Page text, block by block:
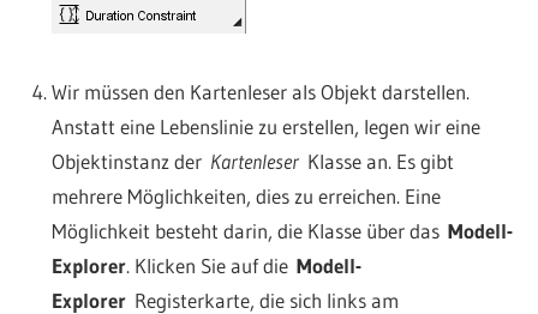
Wir müssen den Kartenleser als Objekt darstellen.
Anstatt eine Lebenslinie zu erstellen, legen wir eine
Objektinstanz der KartenleserKlasse an. Es gibt
mehrere Möglichkeiten, dies zu erreichen. Eine
Möglichkeit besteht darin, die Klasse über das Modell-
Explorer. Klicken Sie auf die Modell-
ExplorerRegisterkarte, die sich links am